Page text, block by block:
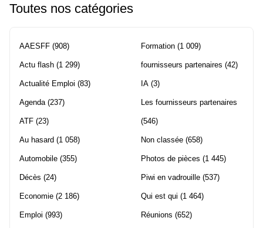
Toutes nos catégories
AAESFF (908)
Actu flash (1 299)
Actualité Emploi (83)
Agenda (237)
ATF (23)
Au hasard (1 058)
Automobile (355)
Décès (24)
Economie (2 186)
Emploi (993)
Formation (1 009)
fournisseurs partenaires (42)
IA (3)
Les fournisseurs partenaires
(546)
Non classée (658)
Photos de pièces (1 445)
Piwi en vadrouille (537)
Qui est qui (1 464)
Réunions (652)